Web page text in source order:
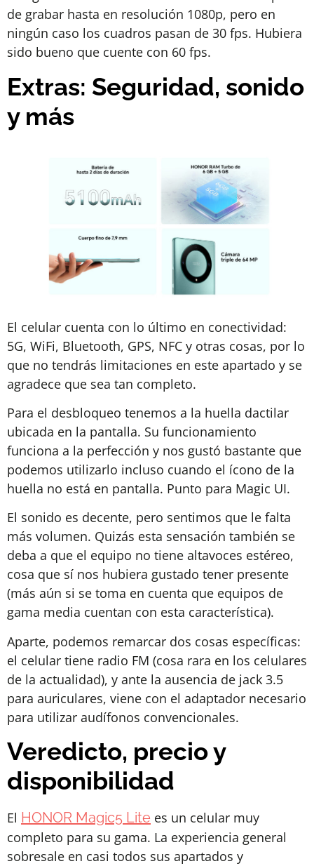
de grabar hasta en resolución 1080p, pero en
ningún caso los cuadros pasan de 30 fps. Hubiera
sido bueno que cuente con 60 fps.
Extras: Seguridad, sonido
y más
El celular cuenta con lo último en conectividad:
5G, WiFi, Bluetooth, GPS, NFC y otras cosas, por lo
que no tendrás limitaciones en este apartado y se
agradece que sea tan completo.
Para el desbloqueo tenemos a la huella dactilar
ubicada en la pantalla. Su funcionamiento
funciona a la perfección y nos gustó bastante que
podemos utilizarlo incluso cuando el ícono de la
huella no está en pantalla. Punto para Magic UI.
El sonido es decente, pero sentimos que le falta
más volumen. Quizás esta sensación también se
deba a que el equipo no tiene altavoces estéreo,
cosa que sí nos hubiera gustado tener presente
(más aún si se toma en cuenta que equipos de
gama media cuentan con esta característica).
Aparte, podemos remarcar dos cosas específicas:
el celular tiene radio FM (cosa rara en los celulares
de la actualidad), y ante la ausencia de jack 3.5
para auriculares, viene con el adaptador necesario
para utilizar audífonos convencionales.
Veredicto, precio y
disponibilidad
El HONOR Magic5 Lite es un celular muy
completo para su gama. La experiencia general
sobresale en casi todos sus apartados y